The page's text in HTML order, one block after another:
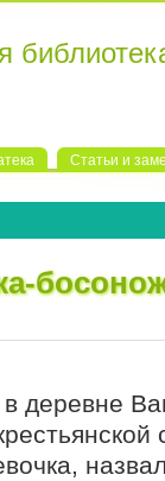
Статьи и
деревне